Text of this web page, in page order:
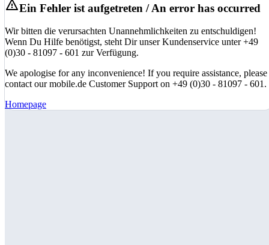
Ein Fehler ist aufgetreten / An error has occurred
Wir bitten die verursachten Unannehmlichkeiten zu entschuldigen!
Wenn Du Hilfe benötigst, steht Dir unser Kundenservice unter +49
(0)30 - 81097 - 601 zur Verfügung.
We apologise for any inconvenience! If you require assistance, please
contact our mobile.de Customer Support on +49 (0)30 - 81097 - 601.
Homepage